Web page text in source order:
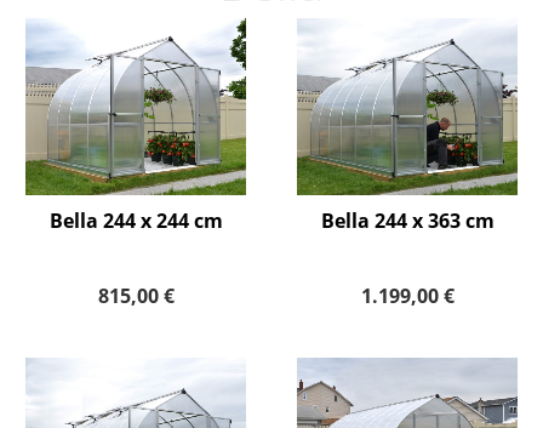
Bella 244 x 244 cm
815,00 €
Bella 244 x 363 cm
1.199,00 €